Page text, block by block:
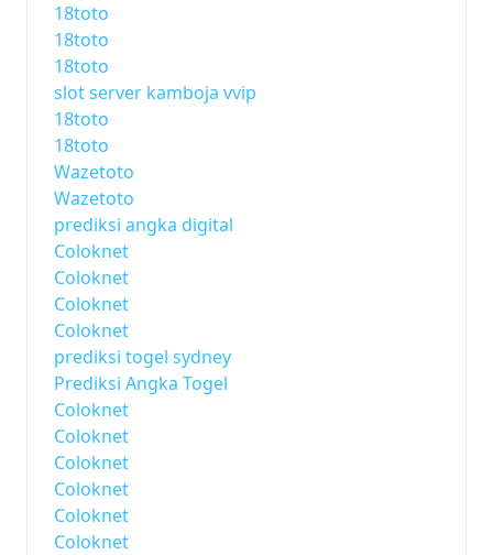
18toto
18toto
18toto
slot server kamboja vvip
18toto
18toto
Wazetoto
Wazetoto
prediksi angka digital
Coloknet
Coloknet
Coloknet
Coloknet
prediksi togel sydney
Prediksi Angka Togel
Coloknet
Coloknet
Coloknet
Coloknet
Coloknet
Coloknet